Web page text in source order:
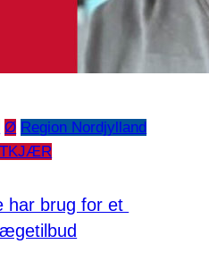
Ø Region Nordjylland
har brug for et